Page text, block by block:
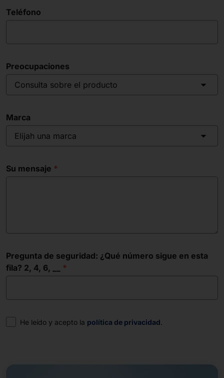
Teléfono
Preocupaciones
Consulta sobre el producto
Marca
Elijah una marca
Su mensaje
Pregunta de seguridad: ¿Qué número sigue en esta
fila? 2, 4, 6, __
Consentimiento
He leído y acepto la política de privacidad.